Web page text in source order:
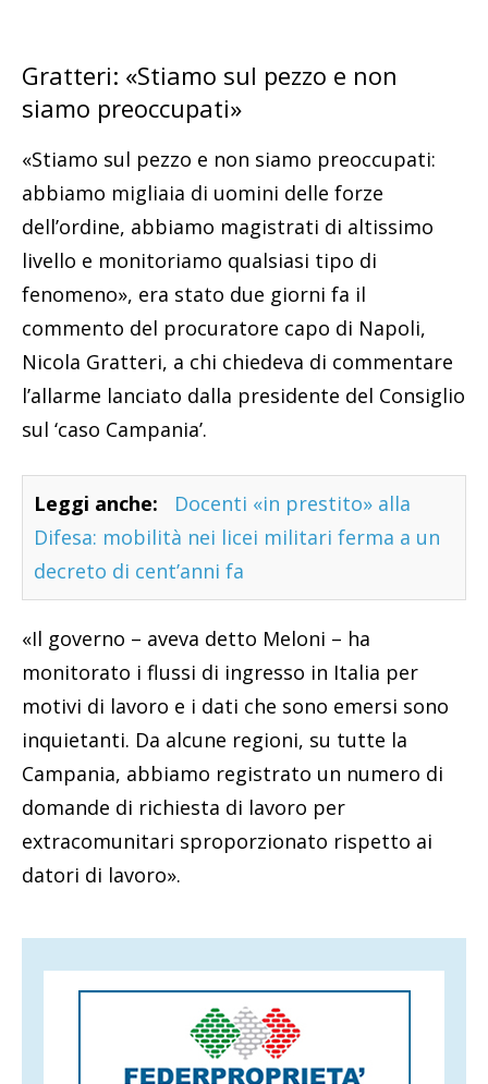
Gratteri: «Stiamo sul pezzo e non
siamo preoccupati»
«Stiamo sul pezzo e non siamo preoccupati:
abbiamo migliaia di uomini delle forze
dell’ordine, abbiamo magistrati di altissimo
livello e monitoriamo qualsiasi tipo di
fenomeno», era stato due giorni fa il
commento del procuratore capo di Napoli,
Nicola Gratteri, a chi chiedeva di commentare
l’allarme lanciato dalla presidente del Consiglio
sul ‘caso Campania’.
Leggi anche:
Docenti «in prestito» alla
Difesa: mobilità nei licei militari ferma a un
decreto di cent’anni fa
«Il governo – aveva detto Meloni – ha
monitorato i flussi di ingresso in Italia per
motivi di lavoro e i dati che sono emersi sono
inquietanti. Da alcune regioni, su tutte la
Campania, abbiamo registrato un numero di
domande di richiesta di lavoro per
extracomunitari sproporzionato rispetto ai
datori di lavoro».